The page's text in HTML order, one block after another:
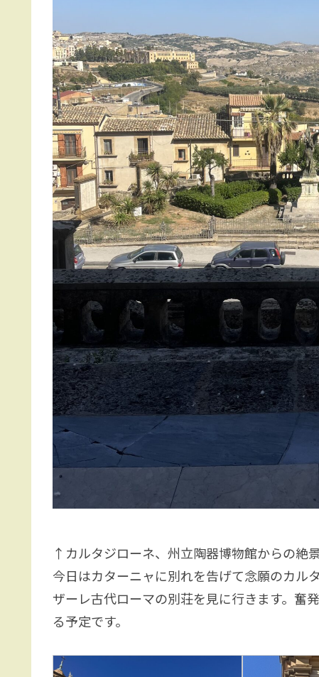
↑カルタジローネ、州立陶器博物館からの絶景
今日はカターニャに別れを告げて念願のカル
ザーレ古代ローマの別荘を見に行きます。奮
る予定です。